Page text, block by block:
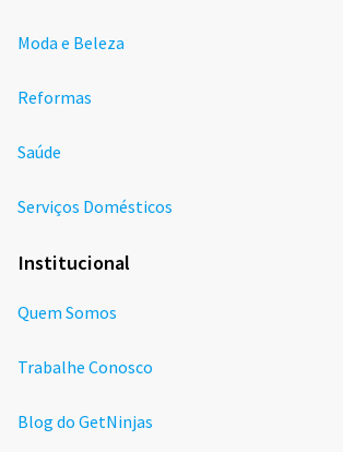
Moda e Beleza
Reformas
Saúde
Serviços Domésticos
Institucional
Quem Somos
Trabalhe Conosco
Blog do GetNinjas